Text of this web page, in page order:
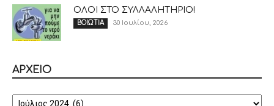
ΟΛΟΙ ΣΤΟ ΣΥΛΛΑΛΗΤΗΡΙΟ!
ΒΟΙΩΤΙΑ 30 Ιουλίου, 2026
ΑΡΧΕΙΟ
ΑΡΧΕΙΟ